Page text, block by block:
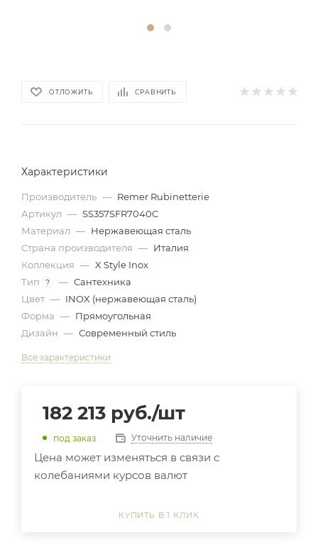
ОТЛОЖИТЬ СРАВНИТЬ
Характеристики
Производитель — Remer Rubinetterie
Артикул — SS357SFR7040C
Материал — Нержавеющая сталь
Страна производителя — Италия
Коллекция — X Style Inox
Тип
? — Сантехника
Цвет — INOX (нержавеющая сталь)
Форма — Прямоугольная
Дизайн — Современный стиль
Все характеристики
182 213 руб./шт
под заказ Уточнить наличие
Цена может изменяться в связи с
колебаниями курсов валют
КУПИТЬ В 1 КЛИК